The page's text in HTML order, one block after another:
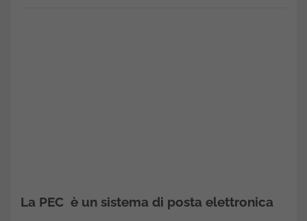
La PEC è un sistema di posta elettronica